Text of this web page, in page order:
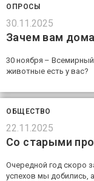
ОПРОСЫ
30.11.2025
Зачем вам
30 ноября –
животные есть у вас?
ОБЩЕСТВО
22.11.2025
Со старыми
Очередной год скоро
успехов мы добились,